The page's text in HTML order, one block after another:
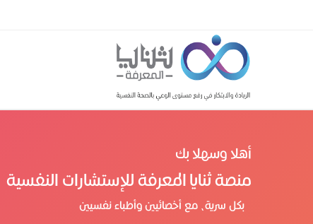
أهلا وسهلا بك
منصة ثنايا المعرفة للإستشارات النفسية
بكل سرية، مع أخصائيين وأطباء نفسيين